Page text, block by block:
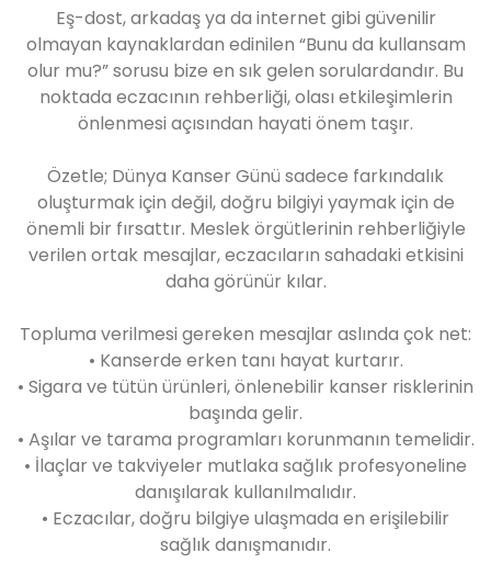
Eş-dost, arkadaş ya da internet gibi güvenilir
olmayan kaynaklardan edinilen “Bunu da kullansam
olur mu?” sorusu bize en sık gelen sorulardandır. Bu
noktada eczacının rehberliği, olası etkileşimlerin
önlenmesi açısından hayati önem taşır.
Özetle; Dünya Kanser Günü sadece farkındalık
oluşturmak için değil, doğru bilgiyi yaymak için de
önemli bir fırsattır. Meslek örgütlerinin rehberliğiyle
verilen ortak mesajlar, eczacıların sahadaki etkisini
daha görünür kılar.
Topluma verilmesi gereken mesajlar aslında çok net:
• Kanserde erken tanı hayat kurtarır.
• Sigara ve tütün ürünleri, önlenebilir kanser risklerinin
başında gelir.
• Aşılar ve tarama programları korunmanın temelidir.
• İlaçlar ve takviyeler mutlaka sağlık profesyoneline
danışılarak kullanılmalıdır.
• Eczacılar, doğru bilgiye ulaşmada en erişilebilir
sağlık danışmanıdır.